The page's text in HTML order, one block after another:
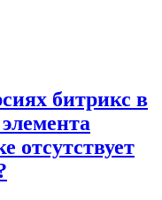
битрикс в
отсутствует